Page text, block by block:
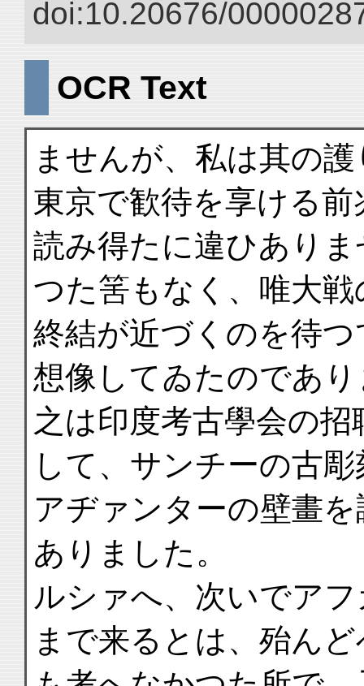
doi:10.20676/
OCR Text
ませんが、私は其の
東京で歓待を享ける前
読み得たに違ひあり
つた筈もなく、唯大戦
終結が近づくのを待
想像してゐたのであ
之は印度考古學会の
して、サンチーの古彫
アヂァンターの壁畫
ありました。
ルシァへ、次いでア
まで来るとは、殆んど